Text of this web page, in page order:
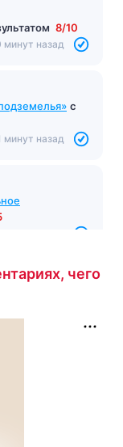
18/19
минут назад
8/10
минут назад
минут назад
чего